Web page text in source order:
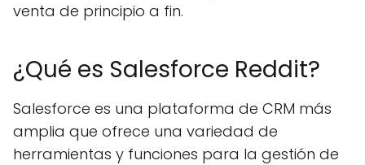
venta de principio a fin.
¿Qué es Salesforce Reddit?
Salesforce es una plataforma de CRM más
amplia que ofrece una variedad de
herramientas y funciones para la gestión de